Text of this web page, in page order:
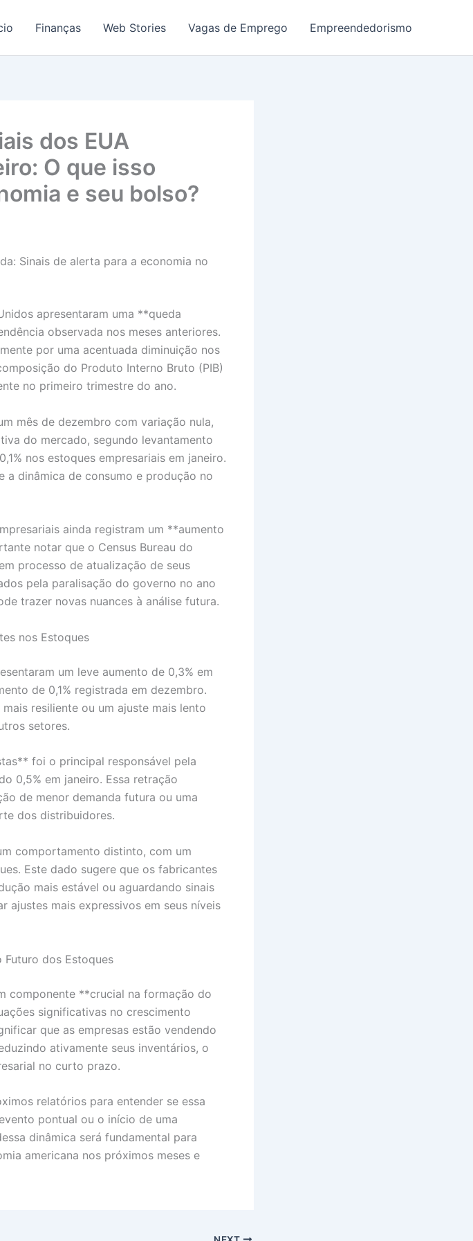
Finanças Web Stories Vagas de Emprego Empreendedorismo
dos EUA
O que isso
e seu bolso?
Sinais de alerta para a economia no
apresentaram uma **queda
observada nos meses anteriores.
por uma acentuada diminuição nos
do Produto Interno Bruto (PIB)
no primeiro trimestre do ano.
mês de dezembro com variação nula,
do mercado, segundo levantamento
nos estoques empresariais em janeiro.
a dinâmica de consumo e produção no
ainda registram um **aumento
notar que o Census Bureau do
processo de atualização de seus
pela paralisação do governo no ano
trazer novas nuances à análise futura.
nos Estoques
um leve aumento de 0,3% em
de 0,1% registrada em dezembro.
resiliente ou um ajuste mais lento
setores.
foi o principal responsável pela
0,5% em janeiro. Essa retração
de menor demanda futura ou uma
dos distribuidores.
comportamento distinto, com um
Este dado sugere que os fabricantes
mais estável ou aguardando sinais
ajustes mais expressivos em seus níveis
dos Estoques
componente **crucial na formação do
significativas no crescimento
que as empresas estão vendendo
ativamente seus inventários, o
no curto prazo.
relatórios para entender se essa
pontual ou o início de uma
dinâmica será fundamental para
americana nos próximos meses e